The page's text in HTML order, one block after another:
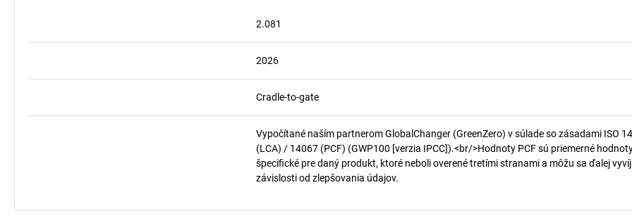
2.081
2026
Cradle-to-gate
Vypočítané naším partnerom GlobalChanger (GreenZero) v súlade so zásadami ISO
(LCA) / 14067 (PCF) (GWP100 [verzia IPCC]).<br/>Hodnoty PCF sú priemerné
špecifické pre daný produkt, ktoré neboli overené tretími stranami a môžu sa ďalej
závislosti od zlepšovania údajov.